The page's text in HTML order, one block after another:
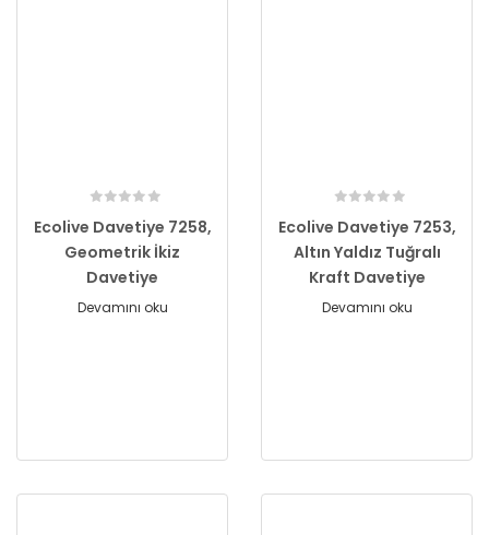
Ecolive Davetiye 7258,
Geometrik İkiz
Davetiye
Devamını oku
Ecolive Davetiye 7253,
Altın Yaldız Tuğralı
Kraft Davetiye
Devamını oku